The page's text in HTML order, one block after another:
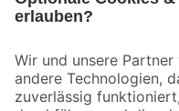
Der toom Newsletter: Keine
Zur Newsletter